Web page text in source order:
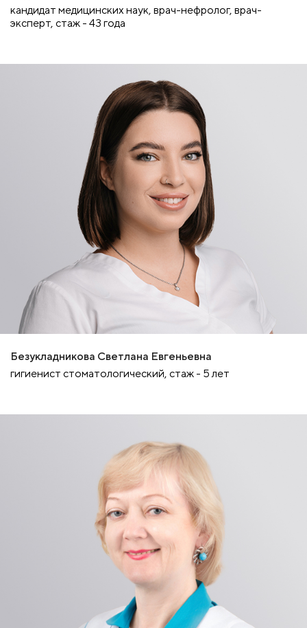
кандидат медицинских наук, врач-нефролог, врач-
эксперт, стаж - 43 года
Безукладникова Светлана Евгеньевна
гигиенист стоматологический, стаж - 5 лет